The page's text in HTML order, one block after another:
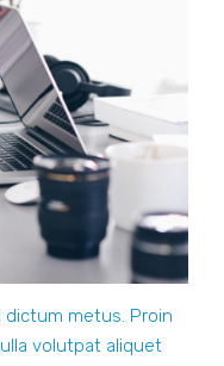
metus. Proin
volutpat aliquet